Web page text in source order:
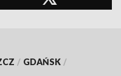
/ GDAŃSK /